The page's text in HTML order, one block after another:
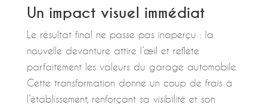
Un impact visuel immédiat
Le résultat final ne passe pas inaperçu : la
nouvelle devanture attire l’œil et reflète
parfaitement les valeurs du garage automobile.
Cette transformation donne un coup de frais à
l’établissement, renforçant sa visibilité et son